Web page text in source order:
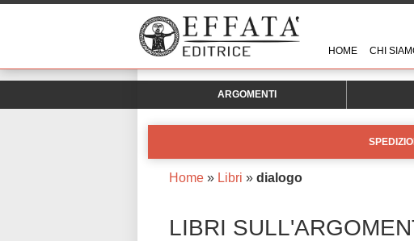
HOME CHI
ARGOMENTI
Home » Libri » dialogo
LIBRI